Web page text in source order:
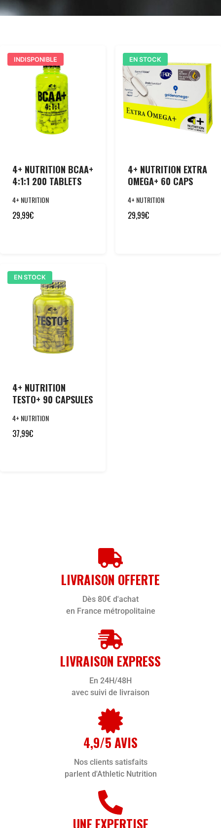
INDISPONIBLE
4+ NUTRITION BCAA+
4:1:1 200 TABLETS
4+ NUTRITION
29,99€
EN STOCK
4+ NUTRITION EXTRA
OMEGA+ 60 CAPS
4+ NUTRITION
29,99€
EN STOCK
4+ NUTRITION
TESTO+ 90 CAPSULES
4+ NUTRITION
37,99€
LIVRAISON OFFERTE
Dès 80€ d'achat
en France métropolitaine
LIVRAISON EXPRESS
En 24H/48H
avec suivi de livraison
4,9/5 AVIS
Nos clients satisfaits
parlent d'Athletic Nutrition
UNE EXPERTISE